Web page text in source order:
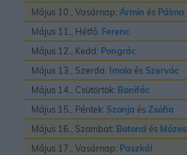
Május 10., Vasárnap: Ármin és Pálma
Május 11., Hétfő: Ferenc
Május 12., Kedd: Pongrác
Május 13., Szerda: Imola és Szervác
Május 14., Csütörtök: Bonifác
Május 15., Péntek: Szonja ésZsófia
Május 16., Szombat: Botond és Mózes
Május 17., Vasárnap: Paszkál